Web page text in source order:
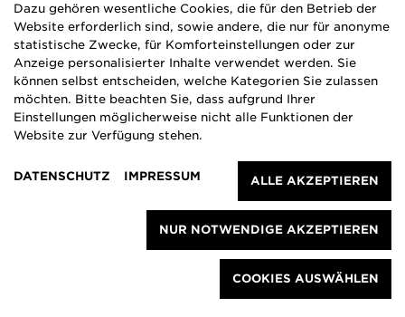
Künstlerische Interventionen
im Schatten des
Sparkassenturms
Wenn Mittwoch die Ausstellung „Paul Schneider
von Esleben - Das Erbe der
Nachkriegsmoderne“ in Wuppertal eröffnet wird,
befindet sie sich in guter Gesellschaft.
Galerie GRÖLLE pass:projects ihre Ausstellung
Dazu gehören wesentliche Cookies, die für den Betrieb der
Website erforderlich sind, sowie andere, die nur für anonyme
statistische Zwecke, für Komforteinstellungen oder zur
Anzeige personalisierter Inhalte verwendet werden. Sie
können selbst entscheiden, welche Kategorien Sie zulassen
möchten. Bitte beachten Sie, dass aufgrund Ihrer
Einstellungen möglicherweise nicht alle Funktionen der
Website zur Verfügung stehen.
ALLE AKZEPTIEREN
NUR NOTWENDIGE AKZEPTIEREN
COOKIES AUSWÄHLEN
DATENSCHUTZ IMPRESSUM